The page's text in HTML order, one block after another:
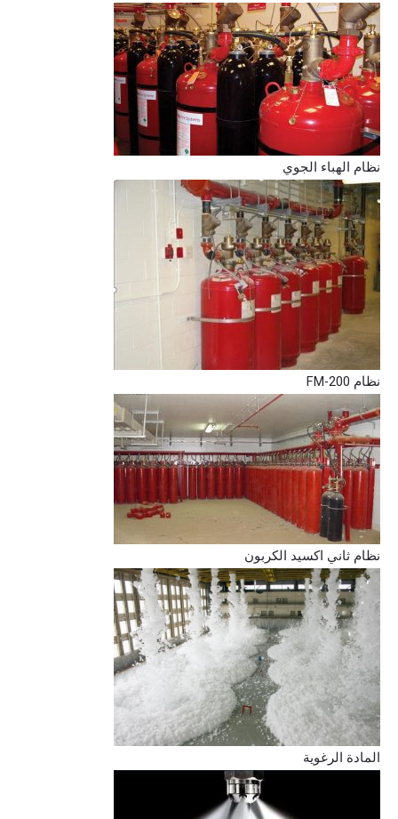
نظام الهباء الجوي
نظام FM-200
نظام ثاني اكسيد الكربون
المادة الرغوية